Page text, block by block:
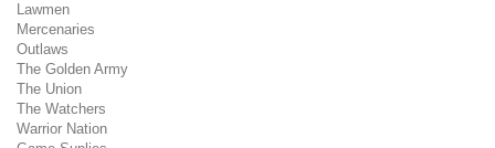
Lawmen
Mercenaries
Outlaws
The Golden Army
The Union
The Watchers
Warrior Nation